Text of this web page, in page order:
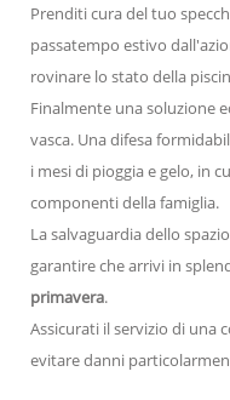
Prenditi cura del tuo
passatempo estivo
rovinare lo stato della
Finalmente una soluzione
vasca. Una difesa
i mesi di pioggia e gelo, in
componenti della famiglia.
La salvaguardia dello
garantire che arrivi in
primavera.
Assicurati il servizio di una
evitare danni